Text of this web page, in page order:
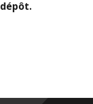
dépôt.